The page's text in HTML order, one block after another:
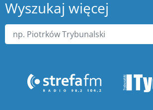
Wyszukaj więcej